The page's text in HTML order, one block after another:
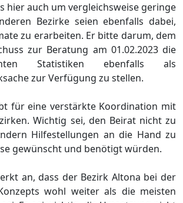
hier auch um vergleichsweise geringe
Bezirke seien ebenfalls dabei,
zu erarbeiten. Er bitte darum,dem
zur Beratung am 01.02.2023 die
Statistiken ebenfalls als
hezur Verfügung zu stellen.
für eine verstärkte Koordination mit
Wichtig sei, den Beirat nicht zu
Hilfestellungen an die Hand zu
gewünscht und benötigt würden.
t an, dass der Bezirk Altona bei der
wohl weiter als die meisten